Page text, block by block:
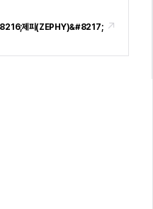
제피(ZEPHY)&#8217; ↗